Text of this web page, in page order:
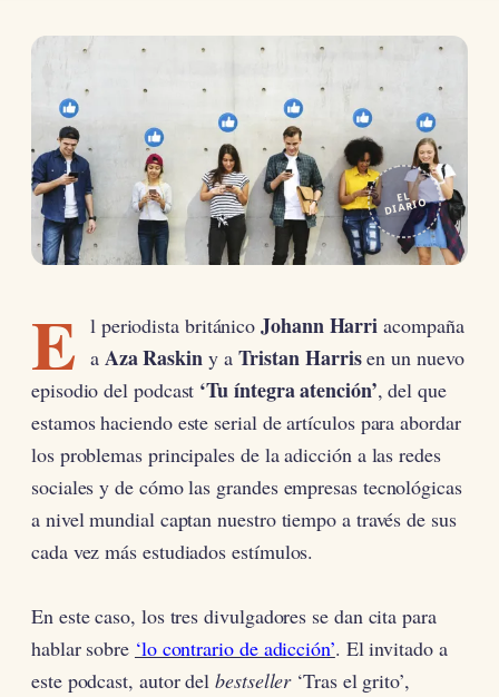
EL
DIARIO
E l periodista británicoJohann Harri acompaña
a Aza Raskin y a Tristan Harrisen un nuevo
episodio del podcast ‘Tu íntegra atención’, del que
estamos haciendo este serial de artículos para abordar
los problemas principales de la adicción a las redes
sociales y de cómo las grandes empresas tecnológicas
a nivel mundial captan nuestro tiempo a través de sus
cada vez más estudiados estímulos.
En este caso, los tres divulgadores se dan cita para
hablar sobre ‘lo contrario de adicción’. El invitado a
este podcast, autor delbestseller ‘Tras el grito’,